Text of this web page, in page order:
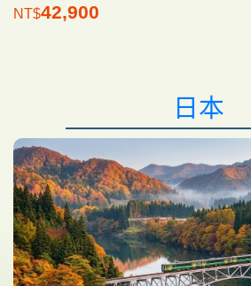
NT$42,900
日本